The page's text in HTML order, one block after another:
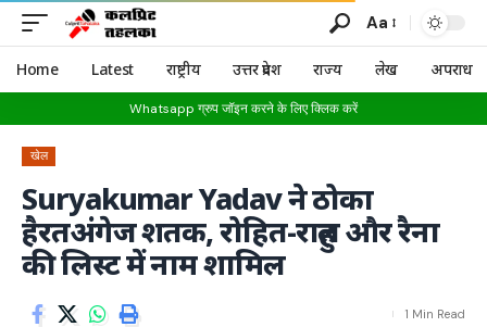
Aa
Home Latest राष्ट्रीय उत्तर प्रदेश राज्य लेख अपराध
Whatsapp ग्रुप जॉइन करने के लिए क्लिक करें
खेल
Suryakumar Yadav ने ठोका
हैरतअंगेज शतक, रोहित-राहुल और रैना
की लिस्ट में नाम शामिल
1 Min Read